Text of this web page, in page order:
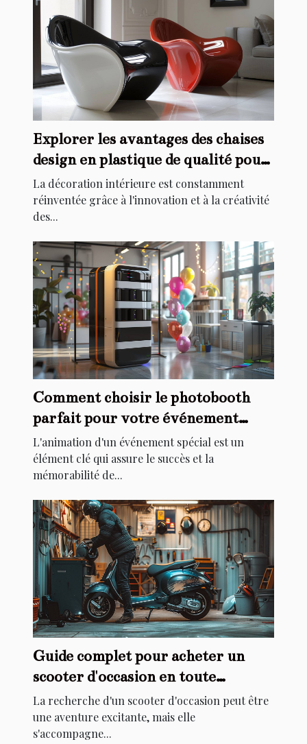
Explorer les avantages des chaises
design en plastique de qualité pour
la décoration intérieure
La décoration intérieure est constamment
réinventée grâce à l'innovation et à la créativité
des...
Comment choisir le photobooth
parfait pour votre événement
spécial
L'animation d'un événement spécial est un
élément clé qui assure le succès et la
mémorabilité de...
Guide complet pour acheter un
scooter d'occasion en toute
sécurité
La recherche d'un scooter d'occasion peut être
une aventure excitante, mais elle
s'accompagne...